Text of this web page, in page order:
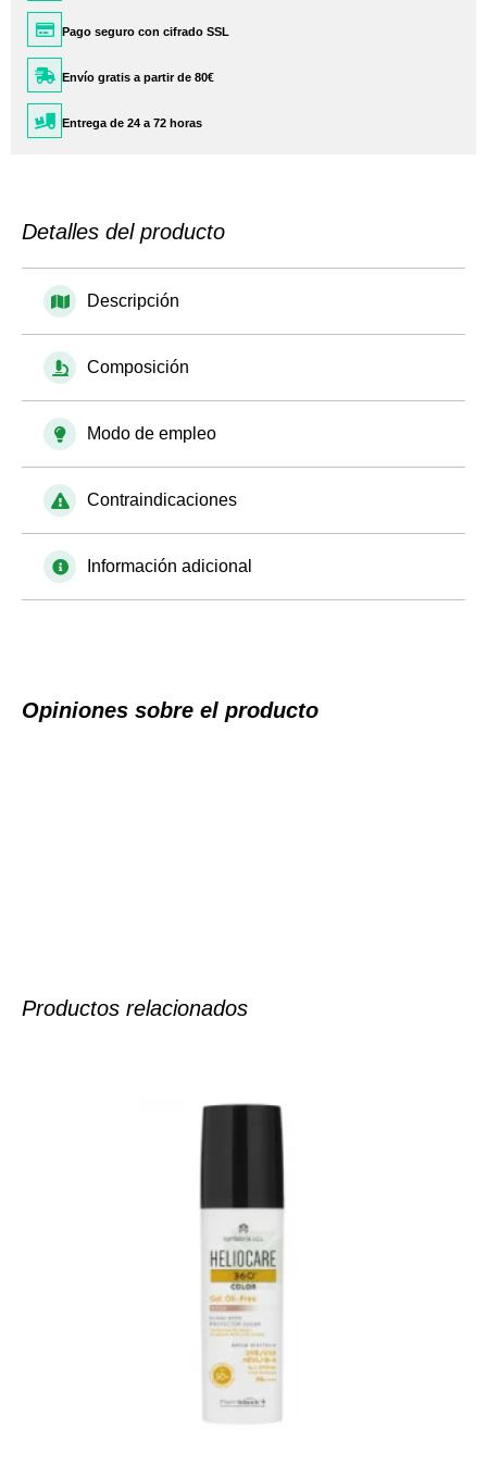
Pago seguro con cifrado SSL
Envío gratis a partir de 80€
Entrega de 24 a 72 horas
Detalles del producto
Descripción
Composición
Modo de empleo
Contraindicaciones
Información adicional
Opiniones sobre el producto
Productos relacionados